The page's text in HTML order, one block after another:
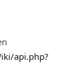
api.php?